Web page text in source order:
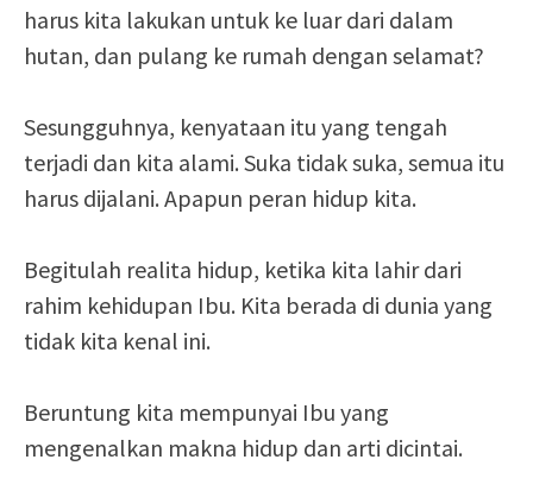
harus kita lakukan untuk ke luar dari dalam
hutan, dan pulang ke rumah dengan selamat?
Sesungguhnya, kenyataan itu yang tengah
terjadi dan kita alami. Suka tidak suka, semua itu
harus dijalani. Apapun peran hidup kita.
Begitulah realita hidup, ketika kita lahir dari
rahim kehidupan Ibu. Kita berada di dunia yang
tidak kita kenal ini.
Beruntung kita mempunyai Ibu yang
mengenalkan makna hidup dan arti dicintai.